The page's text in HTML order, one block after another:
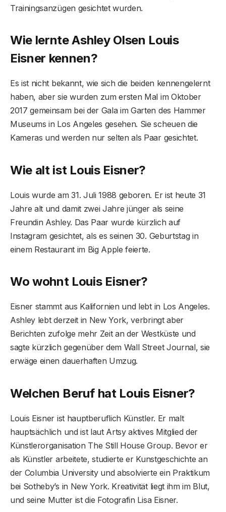
Trainingsanzügen gesichtet wurden.
Wie lernte Ashley Olsen Louis
Eisner kennen?
Es ist nicht bekannt, wie sich die beiden kennengelernt
haben, aber sie wurden zum ersten Mal im Oktober
2017 gemeinsam bei der Gala im Garten des Hammer
Museums in Los Angeles gesehen. Sie scheuen die
Kameras und werden nur selten als Paar gesichtet.
Wie alt ist Louis Eisner?
Louis wurde am 31. Juli 1988 geboren. Er ist heute 31
Jahre alt und damit zwei Jahre jünger als seine
Freundin Ashley. Das Paar wurde kürzlich auf
Instagram gesichtet, als es seinen 30. Geburtstag in
einem Restaurant im Big Apple feierte.
Wo wohnt Louis Eisner?
Eisner stammt aus Kalifornien und lebt in Los Angeles.
Ashley lebt derzeit in New York, verbringt aber
Berichten zufolge mehr Zeit an der Westküste und
sagte kürzlich gegenüber dem Wall Street Journal, sie
erwäge einen dauerhaften Umzug.
Welchen Beruf hat Louis Eisner?
Louis Eisner ist hauptberuflich Künstler. Er malt
hauptsächlich und ist laut Artsy aktives Mitglied der
Künstlerorganisation The Still House Group. Bevor er
als Künstler arbeitete, studierte er Kunstgeschichte an
der Columbia University und absolvierte ein Praktikum
bei Sotheby’s in New York. Kreativität liegt ihm im Blut,
und seine Mutter ist die Fotografin Lisa Eisner.